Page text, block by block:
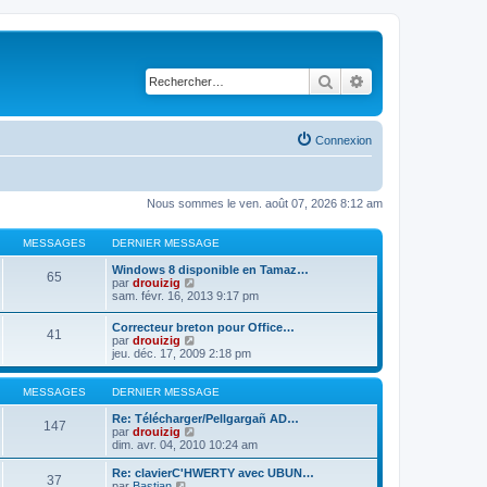
Rechercher
Connexion
Nous sommes le ven. août 07, 2026 8:12 am
MESSAGES DERNIER MESSAGE
65
Windows 8 disponible en Tamaz…
par drouizig
o
u
l
t
e
r
l
d
e
r
n
i
sam. févr. 16, 2013 9:17 pm
41
Correcteur breton pour Office…
par drouizig
o
n
s
u
l
t
r
l
e
jeu. déc. 17, 2009 2:18 pm
MESSAGES DERNIER MESSAGE
147
Re: Télécharger/Pellgargañ AD…
par drouizig
o
n
s
dim. avr. 04, 2010 10:24 am
37
Re: clavierC'HWERTY avec UBUN…